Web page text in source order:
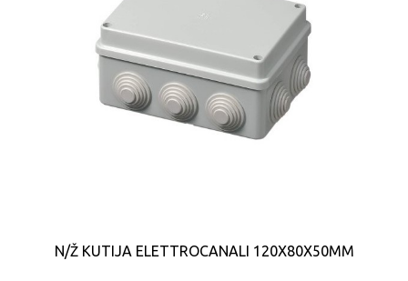
N/Ž KUTIJA ELETTROCANALI 120X80X50MM